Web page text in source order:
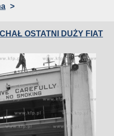
>
OSTATNI DUŻY FIAT